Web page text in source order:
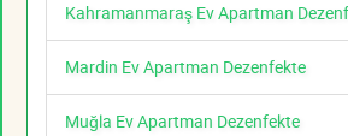
Kahramanmaraş Ev Apartman
Mardin Ev Apartman Dezenfekte
Muğla Ev Apartman Dezenfekte